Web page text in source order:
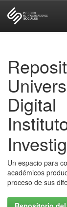
Digital
Un espacio para
académicos
proceso de sus